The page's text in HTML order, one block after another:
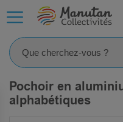
Pochoir en
alphabétiques